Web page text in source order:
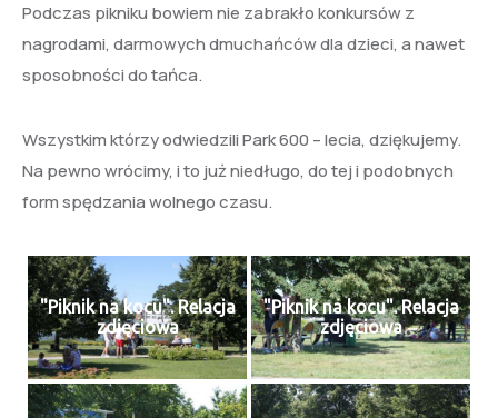
Podczas pikniku bowiem nie zabrakło konkursów z
nagrodami, darmowych dmuchańców dla dzieci, a nawet
sposobności do tańca.
Wszystkim którzy odwiedzili Park 600 – lecia, dziękujemy.
Na pewno wrócimy, i to już niedługo, do tej i podobnych
form spędzania wolnego czasu.
"Piknik na kocu". Relacja
zdjęciowa
"Piknik na kocu". Relacja
zdjęciowa